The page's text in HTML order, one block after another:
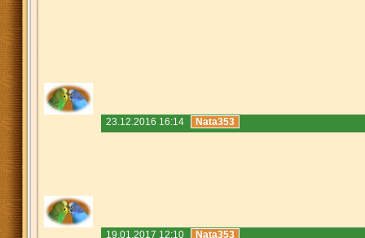
23.12.2016 16:14 Nata353
19.01.2017 12:10 Nata353